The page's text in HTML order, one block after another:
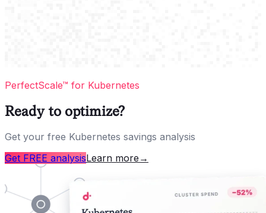
PerfectScale™ for Kubernetes
Ready to optimize?
Get your free Kubernetes savings analysis
Get FREE analysisLearn more →